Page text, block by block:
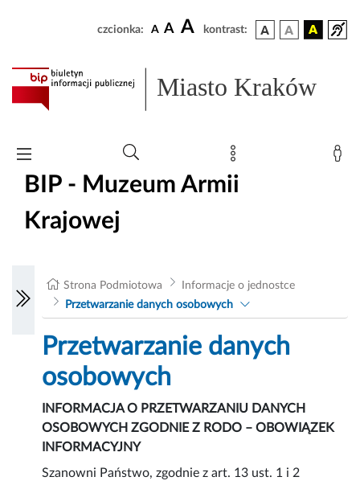
czcionka: A A A kontrast:
Miasto Kraków
BIP - Muzeum Armii
Krajowej
Strona Podmiotowa
Informacje o jednostce
Przetwarzanie danych osobowych
Przetwarzanie danych
osobowych
INFORMACJA O PRZETWARZANIU DANYCH
OSOBOWYCH ZGODNIE Z RODO – OBOWIĄZEK
INFORMACYJNY
Szanowni Państwo, zgodnie z art. 13 ust. 1 i 2